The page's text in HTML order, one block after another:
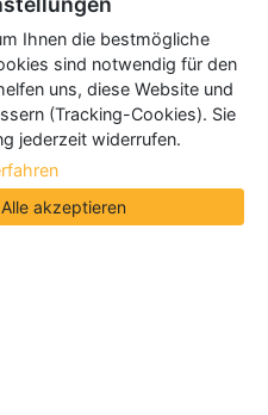
Ihnen die bestmögliche
sind notwendig für den
uns, diese Website und
(Tracking-Cookies). Sie
jederzeit widerrufen.
Alle akzeptieren